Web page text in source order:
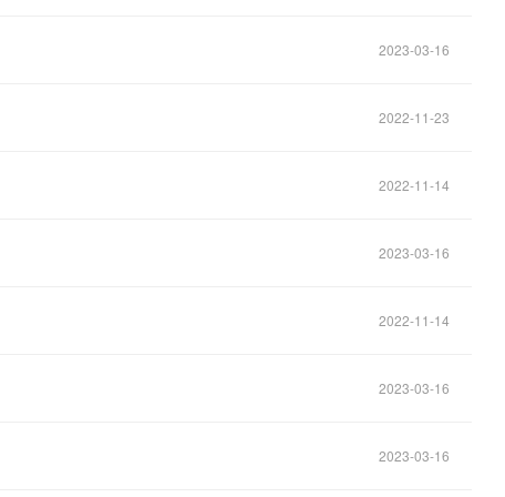
2023-03-16
2022-11-23
2022-11-14
2023-03-16
2022-11-14
2023-03-16
2023-03-16